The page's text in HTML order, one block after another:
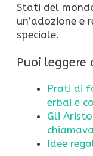
Stati del
un’adozione e
speciale.
Puoi leggere
Prati di
erbai e
Gli
Idee